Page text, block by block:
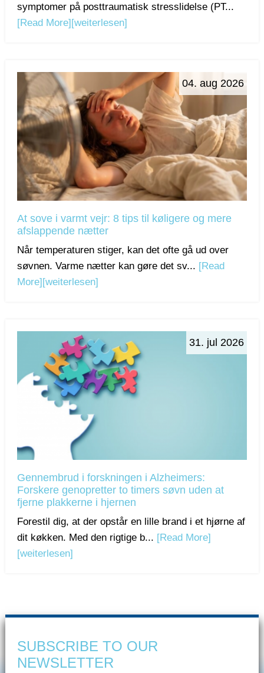
symptomer på posttraumatisk stresslidelse (PT...
[Read More] [weiterlesen]
04. aug 2026
At sove i varmt vejr: 8 tips til køligere og mere
afslappende nætter
Når temperaturen stiger, kan det ofte gå ud over
søvnen. Varme nætter kan gøre det sv... [Read
More] [weiterlesen]
31. jul 2026
Gennembrud i forskningen i Alzheimers:
Forskere genopretter to timers søvn uden at
fjerne plakkerne i hjernen
Forestil dig, at der opstår en lille brand i et hjørne af
dit køkken. Med den rigtige b... [Read More]
[weiterlesen]
SUBSCRIBE TO OUR
NEWSLETTER